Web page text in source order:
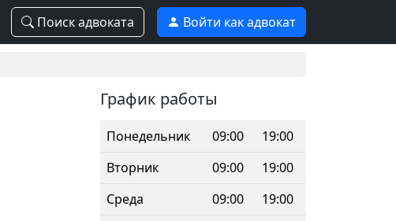
Поиск адвоката Войти как адвокат
График работы
Понедельник 09:00
19:00
Вторник
09:00
19:00
Среда
09:00
19:00